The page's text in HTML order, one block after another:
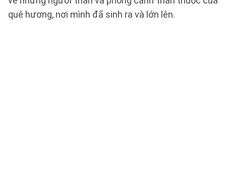
quê hương, nơi mình đã sinh ra và lớn lên.